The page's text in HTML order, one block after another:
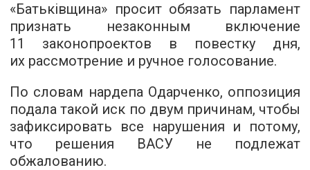
«Батьківщина» просит обязать парламент
признать незаконным включение
11 законопроектов в повестку дня,
их рассмотрение и ручное голосование.
По словам нардепа Одарченко, оппозиция
подала такой иск по двум причинам, чтобы
зафиксировать все нарушения и потому,
что решения ВАСУ не подлежат
обжалованию.